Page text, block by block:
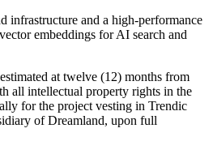
infrastructure and a high-performance
embeddings for AI search and
at twelve (12) months from
all intellectual property rights in the
for the project vesting in Trendic
of Dreamland, upon full